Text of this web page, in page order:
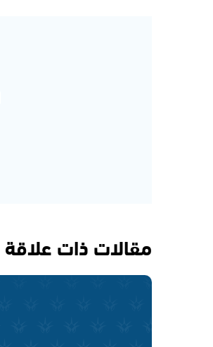
مقالات ذات علاقة